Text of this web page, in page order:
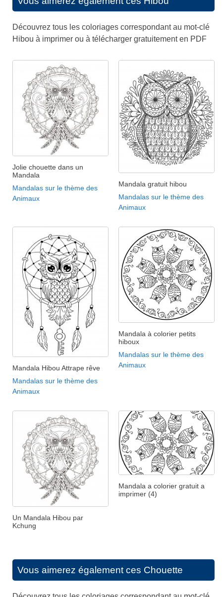
Découvrez tous les coloriages correspondant au mot-clé
Hibou à imprimer ou à télécharger gratuitement en PDF
Jolie chouette dans un
Mandala
Mandalas sur le thème des
Animaux
Mandala gratuit hibou
Mandalas sur le thème des
Animaux
Mandala Hibou Attrape rêve
Mandalas sur le thème des
Animaux
Mandala à colorier petits
hiboux
Mandalas sur le thème des
Animaux
Un Mandala Hibou par
Kchung
Mandala a colorier gratuit a
imprimer (4)
Vous aimerez également ces Chouette